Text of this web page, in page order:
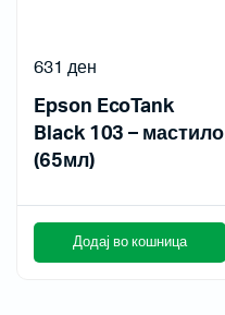
Epson EcoTank
Black 103 – мастило
(65мл)
631 ден
Додај во кошница